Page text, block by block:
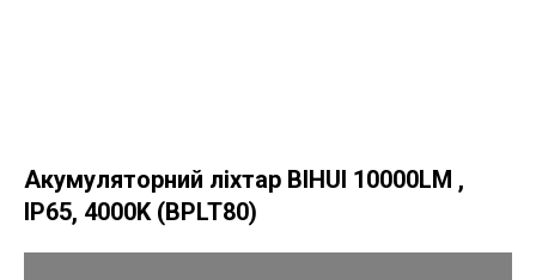
Акумуляторний ліхтар BIHUI 10000LM ,
IP65, 4000K (BPLT80)